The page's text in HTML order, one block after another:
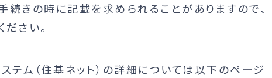
きの時に記載を求められることがありますので、
さい。
テム（住基ネット）の詳細については以下のページ